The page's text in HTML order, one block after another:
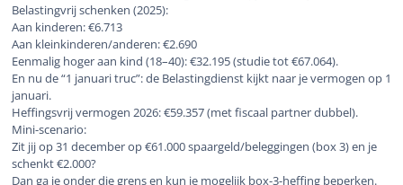
Belastingvrij schenken (2025):
Aan kinderen: €6.713
Aan kleinkinderen/anderen: €2.690
Eenmalig hoger aan kind (18–40): €32.195 (studie tot €67.064).
En nu de “1 januari truc”: de Belastingdienst kijkt naar je vermogen op 1
januari.
Heffingsvrij vermogen 2026: €59.357 (met fiscaal partner dubbel).
Mini-scenario:
Zit jij op 31 december op €61.000 spaargeld/beleggingen (box 3) en je
schenkt €2.000?
Dan ga je onder die grens en kun je mogelijk box-3-heffing beperken.